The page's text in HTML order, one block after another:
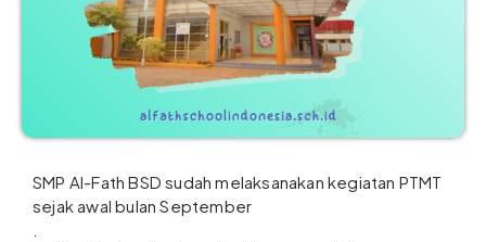
SMP Al-Fath BSD sudah melaksanakan kegiatan PTMT
sejak awal bulan September